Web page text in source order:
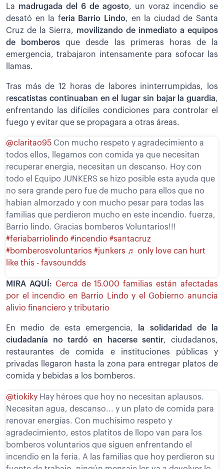
La madrugada del 6 de agosto, un voraz incendio se
desató en la feria Barrio Lindo, en la ciudad de Santa
Cruz de la Sierra, movilizando de inmediato a equipos
de bomberosque desde las primeras horas de la
emergencia, trabajaron intensamente para sofocar las
llamas.
Tras más de 12 horas de labores ininterrumpidas, los
rescatistas continuaban en el lugar sin bajar la guardia,
enfrentando las difíciles condiciones para controlar el
fuego y evitar que se propagara a otras áreas.
@claritao95 Con mucho respeto y agradecimiento a
todos ellos, llegamos con comida ya que necesitan
recuperar energia, necesitan un descanso. Hoy con
todo el Equipo JUNKERS se hizo posible esta ayuda que
no sera grande pero fue de mucho para ellos que no
habian almorzado y con mucho pesar para todas las
familias que perdieron mucho en este incendio. fuerza,
Barrio lindo. Gracias bomberos Voluntarios!!!
#feriabarriolindo #incendio #santacruz
#bomberosvoluntarios #junkers ♬ only love can hurt
like this - favsoundds
MIRA AQUÍ: Cerca de 15.000 familias están afectadas
por el incendio en Barrio Lindo y el Gobierno anuncia
alivio financiero y tributario
En medio de esta emergencia,
la solidaridad de la
ciudadanía no tardó en hacerse sentir, ciudadanos,
restaurantes de comida e instituciones públicas y
privadas llegaron hasta la zona para entregar platos de
comida y bebidas a los bomberos.
@tiokiky Hay héroes que hoy no necesitan aplausos.
Necesitan agua, descanso... y un plato de comida para
renovar energías. Con muchísimo respeto y
agradecimiento, estos platitos de llopo van para los
bomberos voluntarios que siguen enfrentando el
incendio en la feria. A las familias que hoy perdieron su